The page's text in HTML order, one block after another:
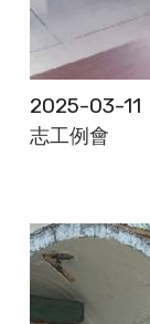
2025-03-11
志工例會